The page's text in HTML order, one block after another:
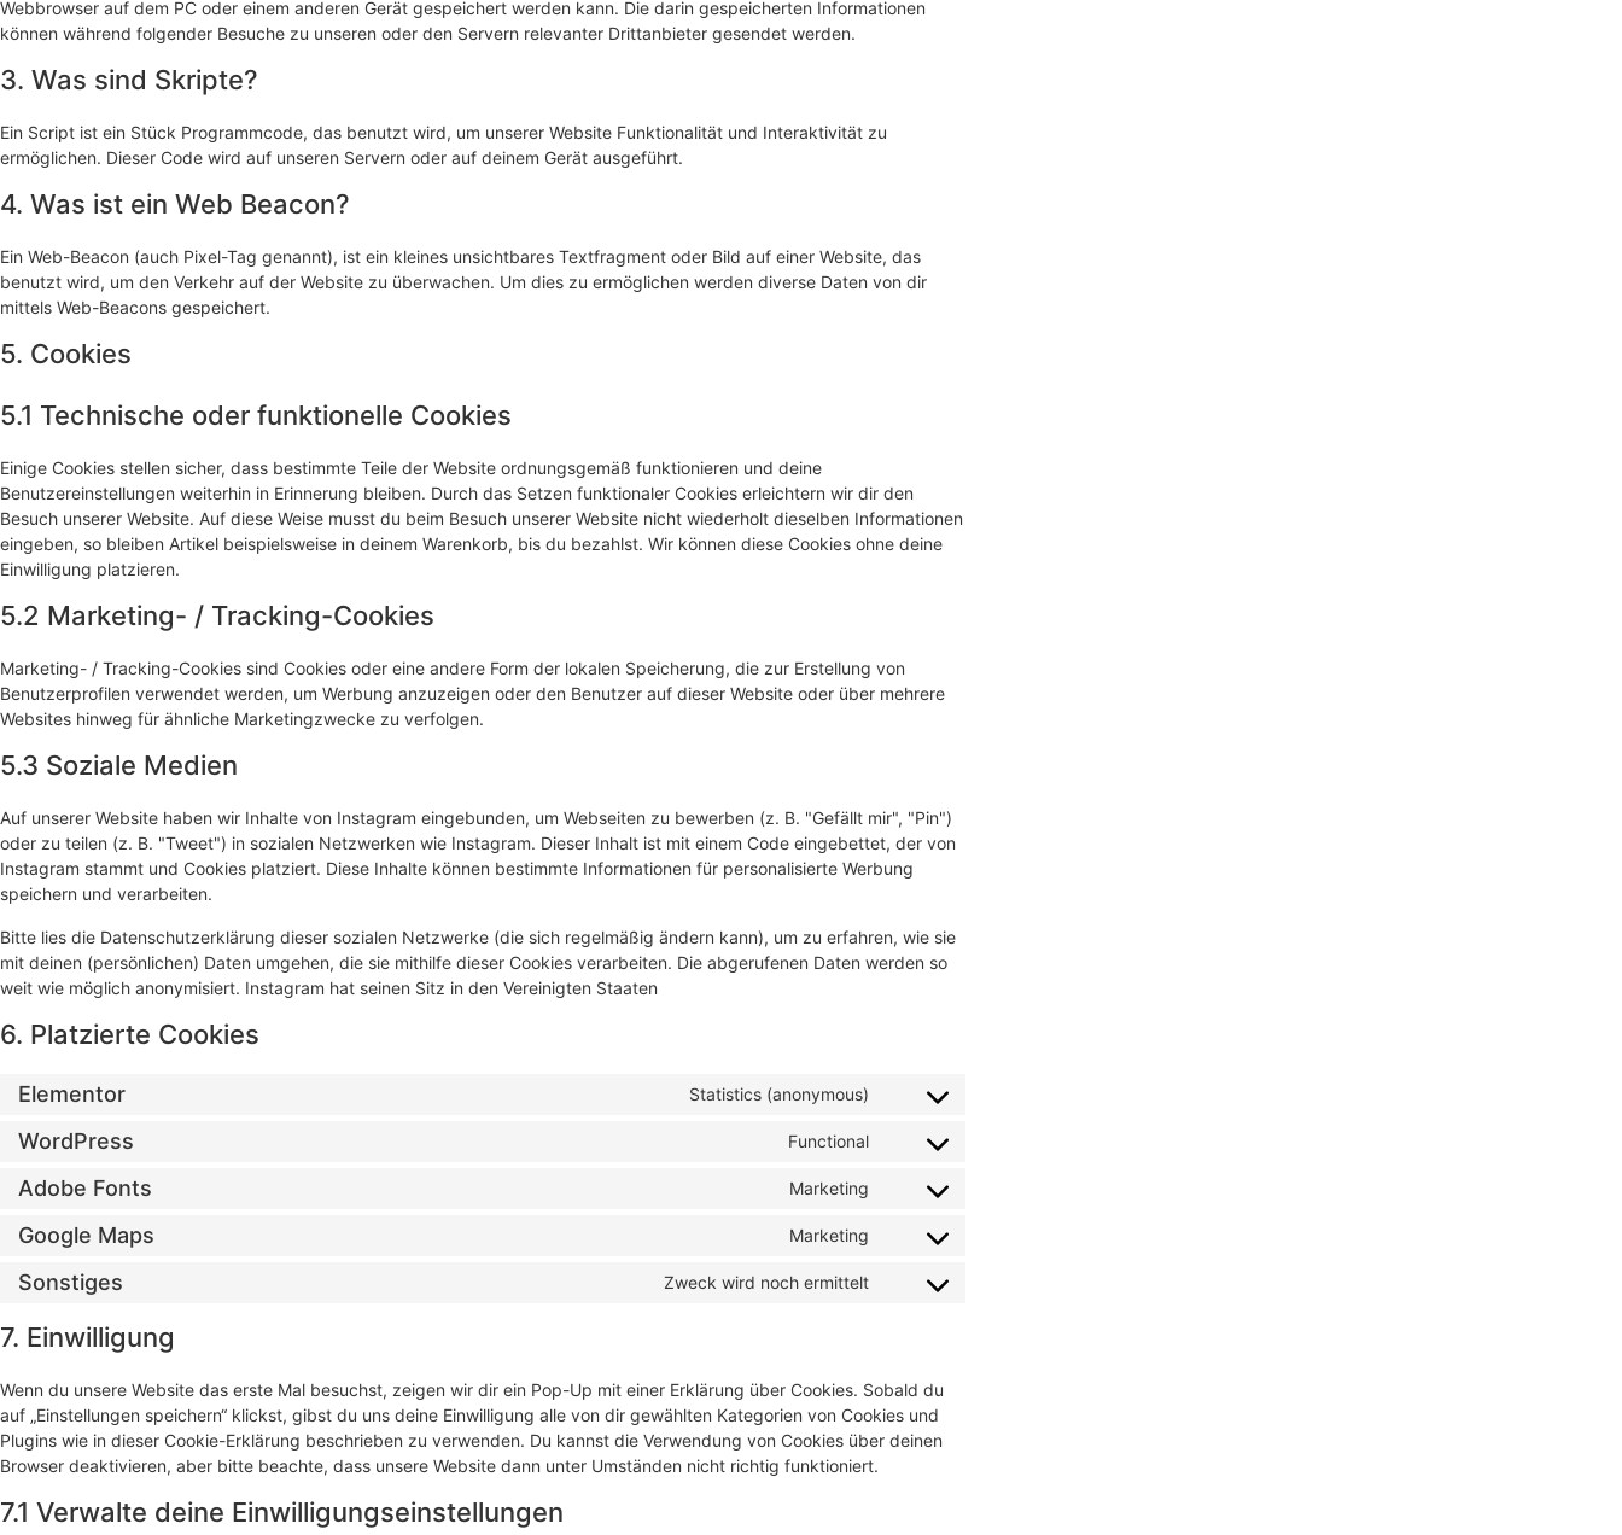
Webbrowser auf dem PC oder einem anderen Gerät gespeichert werden kann. Die darin gespeicherten Informationen
können während folgender Besuche zu unseren oder den Servern relevanter Drittanbieter gesendet werden.
3. Was sind Skripte?
Ein Script ist ein Stück Programmcode, das benutzt wird, um unserer Website Funktionalität und Interaktivität zu
ermöglichen. Dieser Code wird auf unseren Servern oder auf deinem Gerät ausgeführt.
4. Was ist ein Web Beacon?
Ein Web-Beacon (auch Pixel-Tag genannt), ist ein kleines unsichtbares Textfragment oder Bild auf einer Website, das
benutzt wird, um den Verkehr auf der Website zu überwachen. Um dies zu ermöglichen werden diverse Daten von dir
mittels Web-Beacons gespeichert.
5. Cookies
5.1 Technische oder funktionelle Cookies
Einige Cookies stellen sicher, dass bestimmte Teile der Website ordnungsgemäß funktionieren und deine
Benutzereinstellungen weiterhin in Erinnerung bleiben. Durch das Setzen funktionaler Cookies erleichtern wir dir den
Besuch unserer Website. Auf diese Weise musst du beim Besuch unserer Website nicht wiederholt dieselben Informationen
eingeben, so bleiben Artikel beispielsweise in deinem Warenkorb, bis du bezahlst. Wir können diese Cookies ohne deine
Einwilligung platzieren.
5.2 Marketing- / Tracking-Cookies
Marketing- / Tracking-Cookies sind Cookies oder eine andere Form der lokalen Speicherung, die zur Erstellung von
Benutzerprofilen verwendet werden, um Werbung anzuzeigen oder den Benutzer auf dieser Website oder über mehrere
Websites hinweg für ähnliche Marketingzwecke zu verfolgen.
5.3 Soziale Medien
Auf unserer Website haben wir Inhalte von Instagram eingebunden, um Webseiten zu bewerben (z. B. "Gefällt mir", "Pin")
oder zu teilen (z. B. "Tweet") in sozialen Netzwerken wie Instagram. Dieser Inhalt ist mit einem Code eingebettet, der von
Instagram stammt und Cookies platziert. Diese Inhalte können bestimmte Informationen für personalisierte Werbung
speichern und verarbeiten.
Bitte lies die Datenschutzerklärung dieser sozialen Netzwerke (die sich regelmäßig ändern kann), um zu erfahren, wie sie
mit deinen (persönlichen) Daten umgehen, die sie mithilfe dieser Cookies verarbeiten. Die abgerufenen Daten werden so
weit wie möglich anonymisiert. Instagram hat seinen Sitz in den Vereinigten Staaten
6. Platzierte Cookies
Elementor Statistics (anonymous)
WordPress Functional
Adobe Fonts Marketing
Google Maps Marketing
Sonstiges Zweck wird noch ermittelt
7. Einwilligung
Wenn du unsere Website das erste Mal besuchst, zeigen wir dir ein Pop-Up mit einer Erklärung über Cookies. Sobald du
auf „Einstellungen speichern“ klickst, gibst du uns deine Einwilligung alle von dir gewählten Kategorien von Cookies und
Plugins wie in dieser Cookie-Erklärung beschrieben zu verwenden. Du kannst die Verwendung von Cookies über deinen
Browser deaktivieren, aber bitte beachte, dass unsere Website dann unter Umständen nicht richtig funktioniert.
7.1 Verwalte deine Einwilligungseinstellungen